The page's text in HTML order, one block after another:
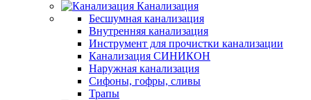
Канализация
Бесшумная канализация
Внутренняя канализация
Инструмент для прочистки канализации
Канализация СИНИКОН
Наружная канализация
Сифоны, гофры, сливы
Трапы